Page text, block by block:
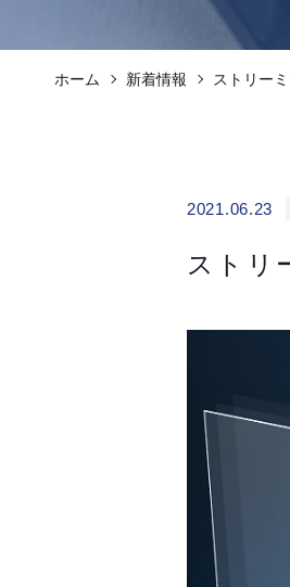
ホーム 新着情報 ストリー
2021.06.23
ストリ